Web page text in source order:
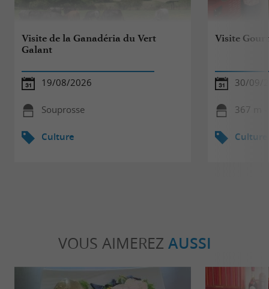
Visite de la Ganadéria du Vert
Galant
19/08/2026
Souprosse
Culture
Visite
30/09/
367 m -
Culture
VOUS AIMEREZ AUSSI